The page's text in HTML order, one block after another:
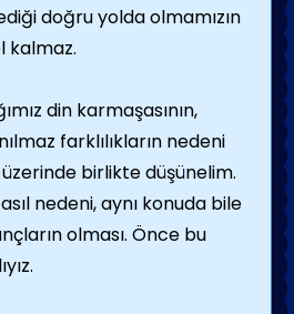
doğru yolda olmamızın
kalmaz.
din karmaşasının,
farklılıkların nedeni
birlikte düşünelim.
nedeni, aynı konuda bile
olması. Önce bu